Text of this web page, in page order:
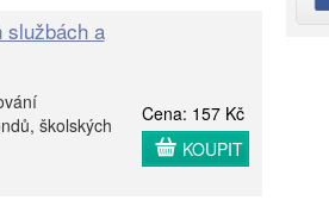
službách a
školských
Cena: 157 Kč
KOUPIT